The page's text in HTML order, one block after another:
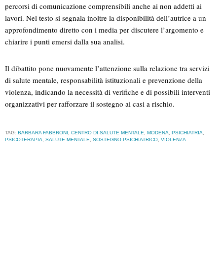
percorsi di comunicazione comprensibili anche ai non addetti ai
lavori. Nel testo si segnala inoltre la disponibilità dell’autrice a un
approfondimento diretto con i media per discutere l’argomento e
chiarire i punti emersi dalla sua analisi.
Il dibattito pone nuovamente l’attenzione sulla relazione tra servizi
di salute mentale, responsabilità istituzionali e prevenzione della
violenza, indicando la necessità di verifiche e di possibili interventi
organizzativi per rafforzare il sostegno ai casi a rischio.
TAG: BARBARA FABBRONI, CENTRO DI SALUTE MENTALE, MODENA, PSICHIATRIA,
PSICOTERAPIA, SALUTE MENTALE, SOSTEGNO PSICHIATRICO, VIOLENZA